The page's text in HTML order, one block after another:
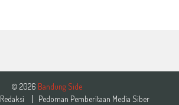
© 2026 Bandung Side
Redaksi Pedoman Pemberitaan Media Siber